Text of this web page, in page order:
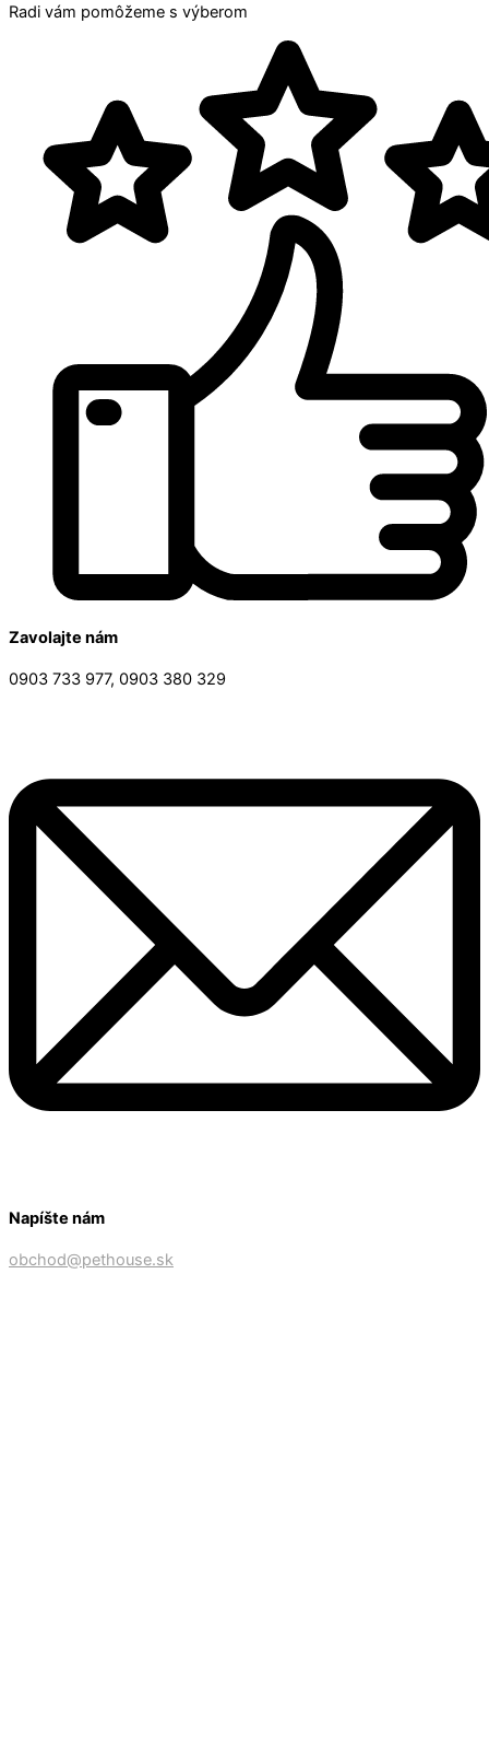
Radi vám pomôžeme s výberom
Zavolajte nám
0903 733 977, 0903 380 329
Napíšte nám
obchod@pethouse.sk